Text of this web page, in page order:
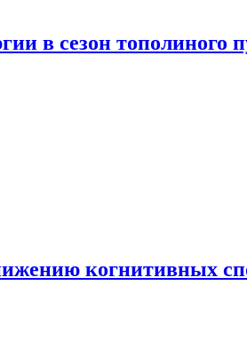
в сезон тополиного
когнитивных